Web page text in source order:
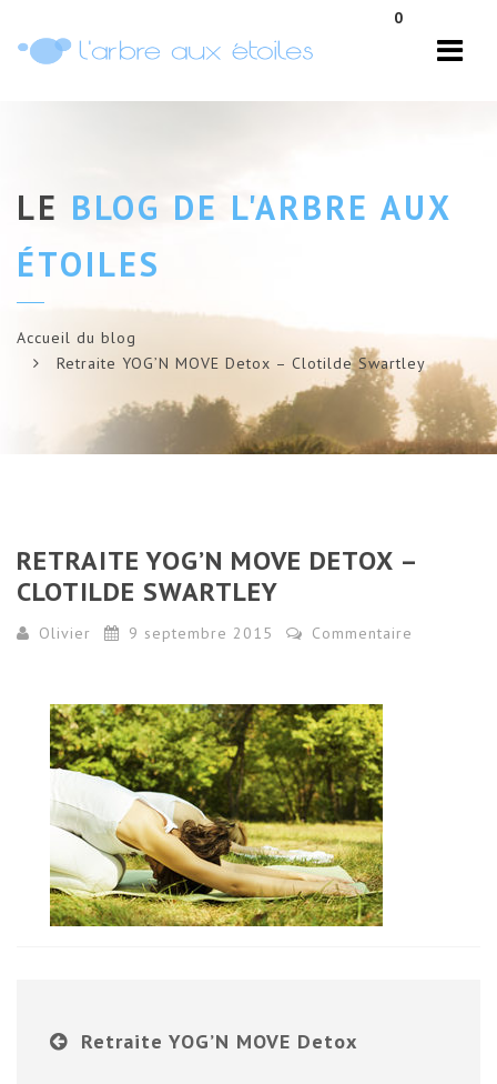
0
LE BLOG DE L'ARBRE AUX
ÉTOILES
Accueil du blog
Retraite YOG’N MOVE Detox – Clotilde Swartley
RETRAITE YOG’N MOVE DETOX –
CLOTILDE SWARTLEY
Olivier 9 septembre 2015 Commentaire
Retraite YOG’N MOVE Detox